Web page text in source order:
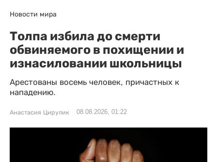
Новости мира
Толпа избила до смерти
обвиняемого в похищении и
изнасиловании школьницы
Арестованы восемь человек, причастных к
нападению.
Анастасия Цирулик 08.08.2026, 01:22